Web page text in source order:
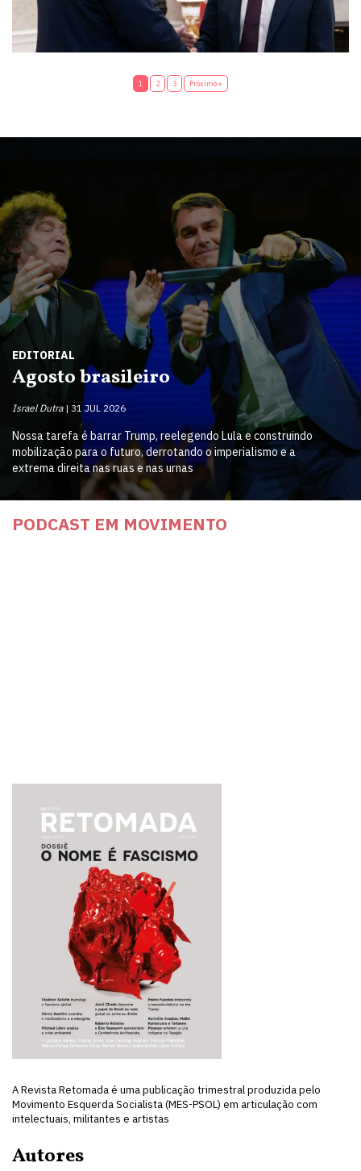
1 2 3 Próximo »
EDITORIAL
Agosto brasileiro
Israel Dutra 31 JUL 2026
Nossa tarefa é barrar Trump, reelegendo Lula e construindo
mobilização para o futuro, derrotando o imperialismo e a
extrema direita nas ruas e nas urnas
PODCAST EM MOVIMENTO
A Revista Retomada é uma publicação trimestral produzida pelo
Movimento Esquerda Socialista (MES-PSOL) em articulação com
intelectuais, militantes e artistas
Autores